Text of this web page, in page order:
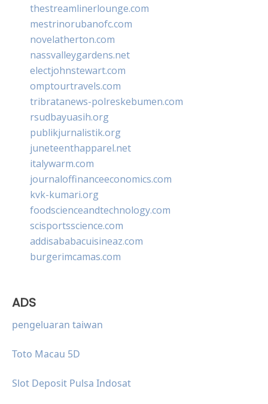
thestreamlinerlounge.com
mestrinorubanofc.com
novelatherton.com
nassvalleygardens.net
electjohnstewart.com
omptourtravels.com
tribratanews-polreskebumen.com
rsudbayuasih.org
publikjurnalistik.org
juneteenthapparel.net
italywarm.com
journaloffinanceeconomics.com
kvk-kumari.org
foodscienceandtechnology.com
scisportsscience.com
addisababacuisineaz.com
burgerimcamas.com
ADS
pengeluaran taiwan
Toto Macau 5D
Slot Deposit Pulsa Indosat